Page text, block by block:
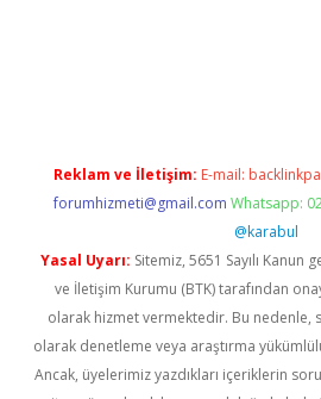
Reklam ve İletişim: E-mail:
forumhizmeti@gmail.com Whatsapp:
@karabul
Yasal Uyarı: Sitemiz, 5651 Sayılı
ve İletişim Kurumu (BTK) tarafından
olarak hizmet vermektedir. Bu
olarak denetleme veya araştırma
Ancak, üyelerimiz yazdıkları içeriklerin